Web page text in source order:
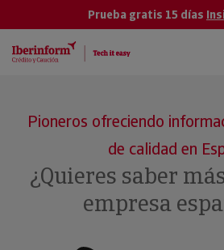
Prueba gratis 15 días
Pioneros ofreciendo
de calidad en
¿Quieres saber
empresa